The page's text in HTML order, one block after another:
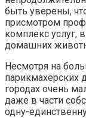
быть уверены,
присмотром
комплекс услуг,
домашних
Несмотря на
городах очень
даже в части
одну-